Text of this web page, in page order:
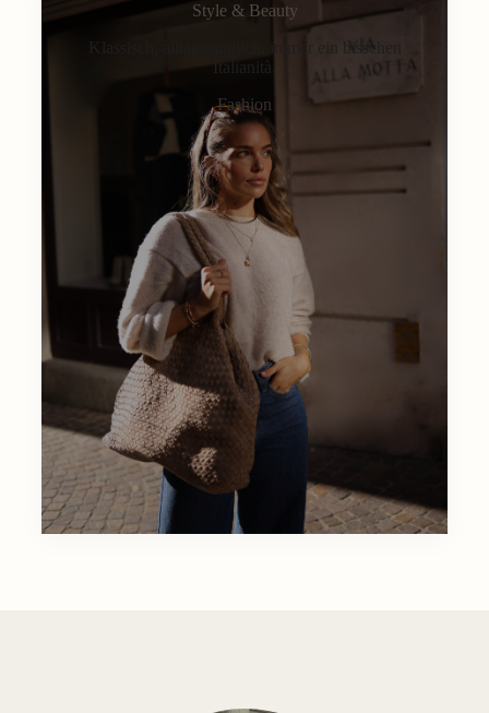
Style & Beauty
Klassisch, alltagstauglich, immer ein bisschen
Italianità.
Fashion